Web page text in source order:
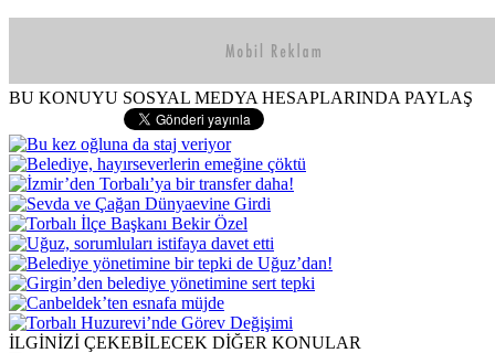
BU KONUYU SOSYAL MEDYA HESAPLARINDA PAYLAŞ
İLGİNİZİ ÇEKEBİLECEK DİĞER KONULAR